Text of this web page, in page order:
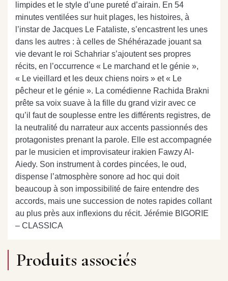
limpides et le style d’une pureté d’airain. En 54
minutes ventilées sur huit plages, les histoires, à
l’instar de Jacques Le Fataliste, s’encastrent les unes
dans les autres : à celles de Shéhérazade jouant sa
vie devant le roi Schahriar s’ajoutent ses propres
récits, en l’occurrence « Le marchand et le génie »,
« Le vieillard et les deux chiens noirs » et « Le
pêcheur et le génie ». La comédienne Rachida Brakni
prête sa voix suave à la fille du grand vizir avec ce
qu’il faut de souplesse entre les différents registres, de
la neutralité du narrateur aux accents passionnés des
protagonistes prenant la parole. Elle est accompagnée
par le musicien et improvisateur irakien Fawzy Al-
Aiedy. Son instrument à cordes pincées, le oud,
dispense l’atmosphère sonore ad hoc qui doit
beaucoup à son impossibilité de faire entendre des
accords, mais une succession de notes rapides collant
au plus près aux inflexions du récit. Jérémie BIGORIE
– CLASSICA
Produits associés